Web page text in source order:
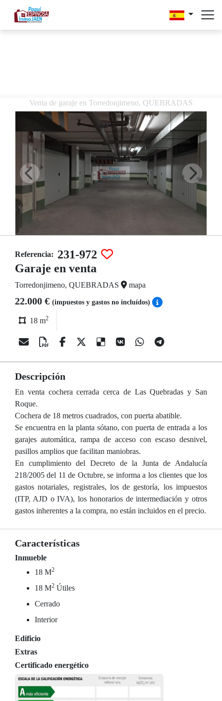
Venta de garaje en Torredonjimeno, QUEBRADAS
Referencia: 231-972
Garaje en venta
Torredonjimeno, QUEBRADAS mapa
22.000 € (impuestos y gastos no incluídos)
18 m2
Descripción
En venta cochera cerrada cerca de Las Quebradas y San
Roque.
Cochera de 18 metros cuadrados, con puerta abatible.
Se encuentra en la planta sótano, con puerta de entrada a los
garajes automática, rampa de acceso con escaso desnivel,
pasillos amplios que facilitan maniobras.
En cumplimiento del Decreto de la Junta de Andalucía
218/2005 del 11 de Octubre, se informa a los clientes que los
gastos notariales, registrales, los de gestoría, los impuestos
(ITP, AJD o IVA), los honorarios de intermediación y otros
gastos inherentes a la compra, no están incluidos en el precio.
Características
Inmueble
18 M2
18 M2 Útiles
Cerrado
Interior
Edificio
Extras
Certificado energético